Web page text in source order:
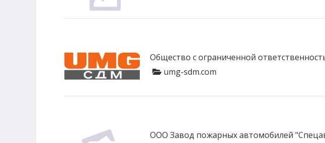
Общество с ограниченной
umg-sdm.com
ООО Завод пожарных автомобилей